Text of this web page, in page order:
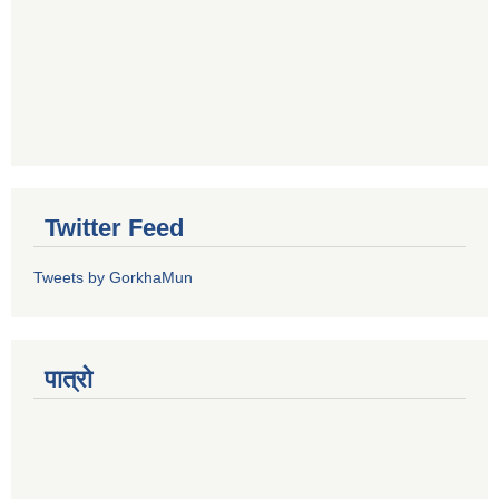
Twitter Feed
Tweets by GorkhaMun
पात्रो